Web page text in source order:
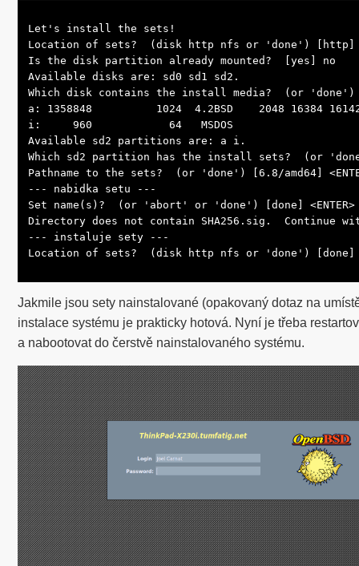
Let's install the sets!
Location of sets?  (disk http nfs or 'done') [http]
Is the disk partition already mounted?  [yes] no
Available disks are: sd0 sd1 sd2.
Which disk contains the install media?  (or 'done')
a: 1358848          1024  4.2BSD    2048 16384
i:     960            64   MSDOS
Available sd2 partitions are: a i.
Which sd2 partition has the install sets?  (or
Pathname to the sets?  (or 'done') [6.8/amd64]
--- nabidka setu ---
Set name(s)?  (or 'abort' or 'done') [done] <ENTER>
Directory does not contain SHA256.sig.  Continue
--- instaluje sety ---
Location of sets?  (disk http nfs or 'done') [done]
Jakmile jsou sety nainstalované (opakovaný dotaz na
instalace systému je prakticky hotová. Nyní je třeba
a nabootovat do čerstvě nainstalovaného systému.